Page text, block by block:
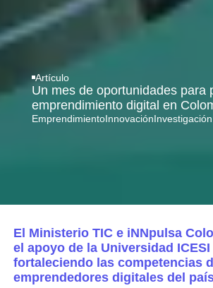
Artículo
Un mes de oportunidades para
emprendimiento digital en
EmprendimientoInnovaciónInvestigación
El Ministerio TIC e iNNpulsa
el apoyo de la Universidad
fortaleciendo las competencias
emprendedores digitales del